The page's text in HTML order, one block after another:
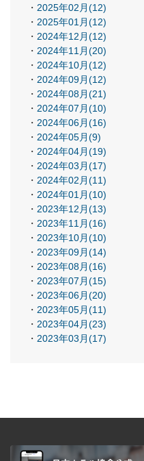
2025年02月(12)
2025年01月(12)
2024年12月(12)
2024年11月(20)
2024年10月(12)
2024年09月(12)
2024年08月(21)
2024年07月(10)
2024年06月(16)
2024年05月(9)
2024年04月(19)
2024年03月(17)
2024年02月(11)
2024年01月(10)
2023年12月(13)
2023年11月(16)
2023年10月(10)
2023年09月(14)
2023年08月(16)
2023年07月(15)
2023年06月(20)
2023年05月(11)
2023年04月(23)
2023年03月(17)